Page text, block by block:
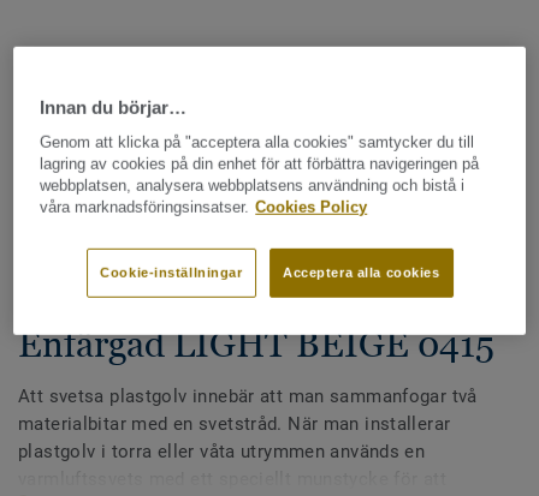
Hela kollektionen - LRV och NCS (1355)
Svetstråd - Homogena &
heterogena plastgolv -
Enfärgad LIGHT BEIGE 0415
Att svetsa plastgolv innebär att man sammanfogar två
materialbitar med en svetstråd. När man installerar
plastgolv i torra eller våta utrymmen används en
Innan du börjar…
Genom att klicka på "acceptera alla cookies" samtycker du till
lagring av cookies på din enhet för att förbättra navigeringen på
webbplatsen, analysera webbplatsens användning och bistå i
våra marknadsföringsinsatser. Cookies Policy
Acceptera alla cookies
Cookie-inställningar